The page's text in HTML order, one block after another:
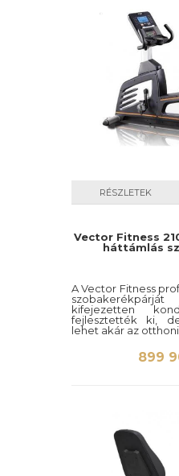
RÉSZLETEK
Vector Fitness
háttámlás
A Vector Fitness
szobakerékpárját
kifejezetten
fejlesztették ki,
lehet akár az otthoni
történő használatot
beépített 14
alumínium
állítani, hogy
tudjon edzeni.
899